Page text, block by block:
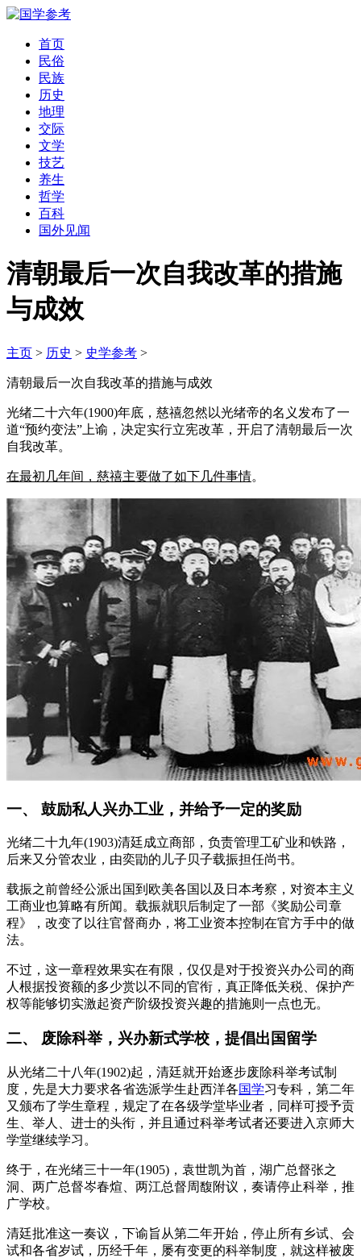
首页
民俗
民族
历史
地理
交际
文学
技艺
养生
哲学
百科
国外见闻
清朝最后一次自我改革的措施
与成效
主页 > 历史 > 史学参考 >
清朝最后一次自我改革的措施与成效
光绪二十六年(1900)年底，慈禧忽然以光绪帝的名义发布了一
道“预约变法”上谕，决定实行立宪改革，开启了清朝最后一次
自我改革。
在最初几年间，慈禧主要做了如下几件事情。
一、 鼓励私人兴办工业，并给予一定的奖励
光绪二十九年(1903)清廷成立商部，负责管理工矿业和铁路，
后来又分管农业，由奕勖的儿子贝子载振担任尚书。
载振之前曾经公派出国到欧美各国以及日本考察，对资本主义
工商业也算略有所闻。载振就职后制定了一部《奖励公司章
程》，改变了以往官督商办，将工业资本控制在官方手中的做
法。
不过，这一章程效果实在有限，仅仅是对于投资兴办公司的商
人根据投资额的多少赏以不同的官衔，真正降低关税、保护产
权等能够切实激起资产阶级投资兴趣的措施则一点也无。
二、 废除科举，兴办新式学校，提倡出国留学
从光绪二十八年(1902)起，清廷就开始逐步废除科举考试制
度，先是大力要求各省选派学生赴西洋各国学习专科，第二年
又颁布了学生章程，规定了在各级学堂毕业者，同样可授予贡
生、举人、进士的头衔，并且通过科举考试者还要进入京师大
学堂继续学习。
终于，在光绪三十一年(1905)，袁世凯为首，湖广总督张之
洞、两广总督岑春煊、两江总督周馥附议，奏请停止科举，推
广学校。
清廷批准这一奏议，下谕旨从第二年开始，停止所有乡试、会
试和各省岁试，历经千年，屡有变更的科举制度，就这样被废